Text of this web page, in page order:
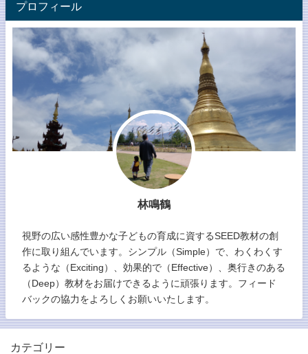
プロフィール
林鳴鶴
視野の広い感性豊かな子どもの育成に資するSEED教材の創
作に取り組んでいます。シンプル（Simple）で、わくわくす
るような（Exciting）、効果的で（Effective）、奥行きのある
（Deep）教材をお届けできるように頑張ります。フィード
バックの協力をよろしくお願いいたします。
カテゴリー